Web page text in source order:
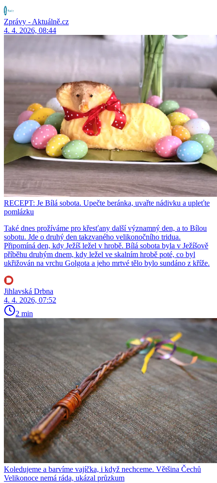
Zprávy - Aktuálně.cz
4. 4. 2026, 08:44
RECEPT: Je Bílá sobota. Upečte beránka, uvařte nádivku a upleťte
pomlázku
Také dnes prožíváme pro křesťany další významný den, a to Bílou
sobotu. Jde o druhý den takzvaného velikonočního tridua.
Připomíná den, kdy Ježíš ležel v hrobě. Bílá sobota byla v Ježíšově
příběhu druhým dnem, kdy ležel ve skalním hrobě poté, co byl
ukřižován na vrchu Golgota a jeho mrtvé tělo bylo sundáno z kříže.
Jihlavská Drbna
4. 4. 2026, 07:52
2 min
Koledujeme a barvíme vajíčka, i když nechceme. Většina Čechů
Velikonoce nemá ráda, ukázal průzkum